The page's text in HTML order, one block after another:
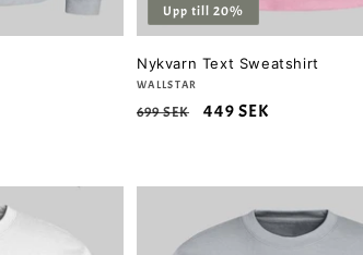
Upp till 20%
Nykvarn Text Sweatshirt
Säljare:
WALLSTAR
Ordinarie
699 SEK Försäljningspris
449 SEK